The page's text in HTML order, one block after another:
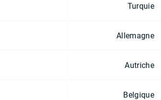
Turquie
Allemagne
Autriche
Belgique